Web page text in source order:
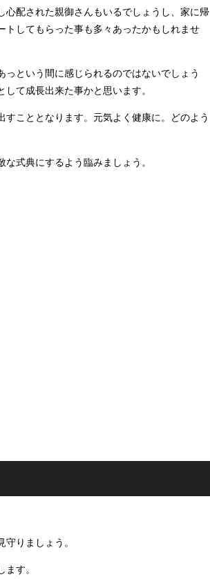
心配された親御さんもいるでしょうし、家に帰
トしてもらった事も多々あったかもしれませ
という間に感じられるのではないでしょう
て成長出来た事かと思います。
こととなります。元気よく健康に。どのよう
な式典にするよう臨みましょう。
りましょう。
ます。